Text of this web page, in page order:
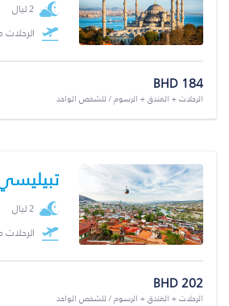
2 ليال
BHD 184
الرحلات + الفندق + الرسوم / للشخص الواحد
2 ليال
BHD 202
الرحلات + الفندق + الرسوم / للشخص الواحد